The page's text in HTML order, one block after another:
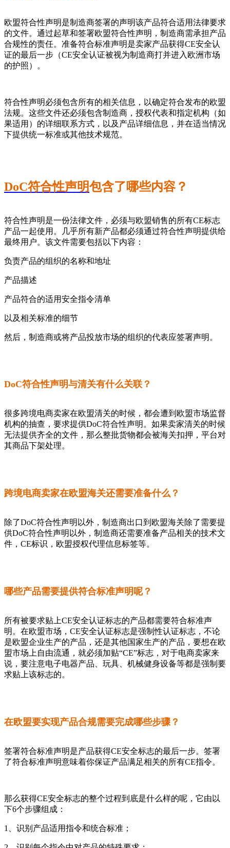
欧盟符合性声明是制造商签署的声明该产品符合适用法律要求
的文件。通过起草和签署欧盟符合性声明，制造商需承担产品
合规性的责任。准备符合标准声明是卖家产品获得CE安全认
证的最后一步（CE安全认证被视为制造商打并进入欧洲市场
的护照）。
符合性声明必须包含所有的相关信息，以确定符合发布的欧盟
法规。这些文件还必须包含制造商，授权代表和指定机构（如
果适用）的详细联系方式，以及产品详细信息，并在适当情况
下提供统一标准或其他技术规范。
DoC符合性声明包含了哪些内容？
符合性声明是一份法律文件，必须与欧盟销售的所有CE标志
产品一起使用。几乎所有新产品都必须通过符合性声明提供给
最终用户。该文件需要包括以下内容：
负责产品的组织的名称和地址
产品描述
产品符合的适用安全指令清单
以及相关标准的细节
然后，制造商或将产品投放市场的组织的代表应签署声明。
DoC符合性声明与清关有什么关联？
很多跨境电商卖家在欧盟清关的时候，都会遭到欧盟市场监督
机构的抽查，要求提供DoC符合性声明。如果卖家清关的时候
无法提供齐全的文件，那么整批货物都会被海关扣押，平台对
其商品下架处理。
跨境电商卖家在欧盟海关还需要准备什么？
除了DoC符合性声明以外，制造商出口到欧盟海关除了需要提
供DoC符合性声明以外，制造商还需要准备产品相关的技术文
件，CE标识，欧盟授权代理信息标签等。
哪些产品需要提供符合标准声明呢？
所有被要求贴上CE安全认证标志的产品都需要符合标准声
明。在欧盟市场，CE安全认证标志是强制性认证标志，不论
是欧盟企业生产的产品，还是其他国家生产的产品，要想在欧
盟市场上自由流通，就必须加贴“CE”标志，对于电商卖家来
说，要注意电子电器产品、玩具、机械健身设备等都是强制要
求贴上该标志的。
在欧盟要实现产品合规需要完成哪些步骤？
签署符合标准声明是产品获得CE安全标志的最后一步。签署
了符合标准声明意味着你保证产品满足相关的所有CE指令。
那么获得CE安全标志的整个过程到底是什么样的呢，它由以
下6个步骤组成：
1、识别产品适用指令和统合标准；